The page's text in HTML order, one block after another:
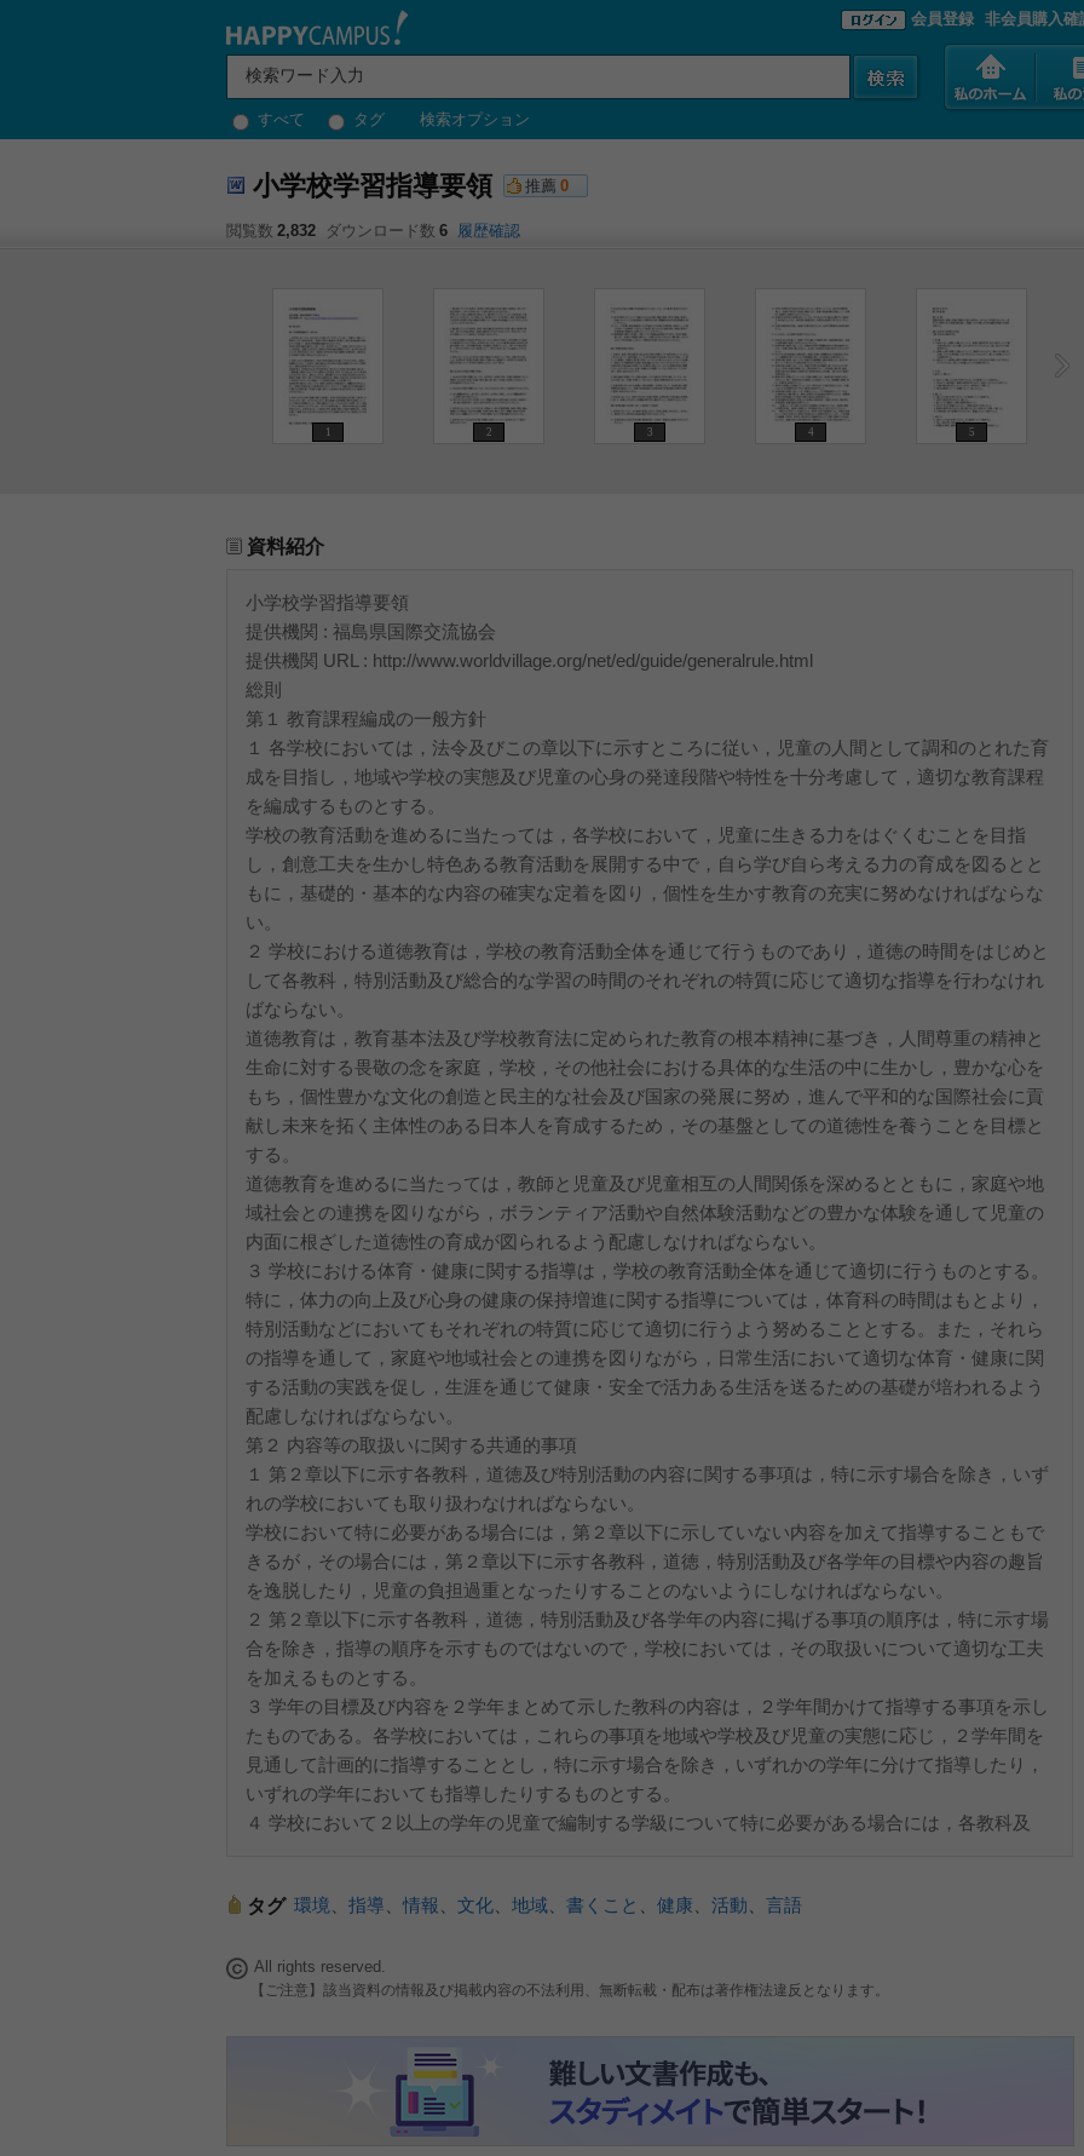
すべて タグ 検索オプション
会員登録 非会員購入確
小学校学習指導要領 推薦 0
閲覧数 2,832 ダウンロード数 6 履歴確認
1 2 3 4 5
資料紹介
小学校学習指導要領
提供機関 : 福島県国際交流協会
提供機関 URL : http://www.worldvillage.org/net/ed/guide/generalrule.html
総則
第１ 教育課程編成の一般方針
１ 各学校においては，法令及びこの章以下に示すところに従い，児童の人間として調和のとれた育
成を目指し，地域や学校の実態及び児童の心身の発達段階や特性を十分考慮して，適切な教育課程
を編成するものとする。
学校の教育活動を進めるに当たっては，各学校において，児童に生きる力をはぐくむことを目指
し，創意工夫を生かし特色ある教育活動を展開する中で，自ら学び自ら考える力の育成を図るとと
もに，基礎的・基本的な内容の確実な定着を図り，個性を生かす教育の充実に努めなければならな
い。
２ 学校における道徳教育は，学校の教育活動全体を通じて行うものであり，道徳の時間をはじめと
して各教科，特別活動及び総合的な学習の時間のそれぞれの特質に応じて適切な指導を行わなけれ
ばならない。
道徳教育は，教育基本法及び学校教育法に定められた教育の根本精神に基づき，人間尊重の精神と
生命に対する畏敬の念を家庭，学校，その他社会における具体的な生活の中に生かし，豊かな心を
もち，個性豊かな文化の創造と民主的な社会及び国家の発展に努め，進んで平和的な国際社会に貢
献し未来を拓く主体性のある日本人を育成するため，その基盤としての道徳性を養うことを目標と
する。
道徳教育を進めるに当たっては，教師と児童及び児童相互の人間関係を深めるとともに，家庭や地
域社会との連携を図りながら，ボランティア活動や自然体験活動などの豊かな体験を通して児童の
内面に根ざした道徳性の育成が図られるよう配慮しなければならない。
３ 学校における体育・健康に関する指導は，学校の教育活動全体を通じて適切に行うものとする。
特に，体力の向上及び心身の健康の保持増進に関する指導については，体育科の時間はもとより，
特別活動などにおいてもそれぞれの特質に応じて適切に行うよう努めることとする。また，それら
の指導を通して，家庭や地域社会との連携を図りながら，日常生活において適切な体育・健康に関
する活動の実践を促し，生涯を通じて健康・安全で活力ある生活を送るための基礎が培われるよう
配慮しなければならない。
第２ 内容等の取扱いに関する共通的事項
１ 第２章以下に示す各教科，道徳及び特別活動の内容に関する事項は，特に示す場合を除き，いず
れの学校においても取り扱わなければならない。
学校において特に必要がある場合には，第２章以下に示していない内容を加えて指導することもで
きるが，その場合には，第２章以下に示す各教科，道徳，特別活動及び各学年の目標や内容の趣旨
を逸脱したり，児童の負担過重となったりすることのないようにしなければならない。
２ 第２章以下に示す各教科，道徳，特別活動及び各学年の内容に掲げる事項の順序は，特に示す場
合を除き，指導の順序を示すものではないので，学校においては，その取扱いについて適切な工夫
を加えるものとする。
３ 学年の目標及び内容を２学年まとめて示した教科の内容は，２学年間かけて指導する事項を示し
たものである。各学校においては，これらの事項を地域や学校及び児童の実態に応じ，２学年間を
見通して計画的に指導することとし，特に示す場合を除き，いずれかの学年に分けて指導したり，
いずれの学年においても指導したりするものとする。
４ 学校において２以上の学年の児童で編制する学級について特に必要がある場合には，各教科及
タグ 環境 指導 情報 文化 地域 書くこと 健康 活動 言語
All rights reserved.
【ご注意】該当資料の情報及び掲載内容の不法利用、無断転載・配布は著作権法違反となります。